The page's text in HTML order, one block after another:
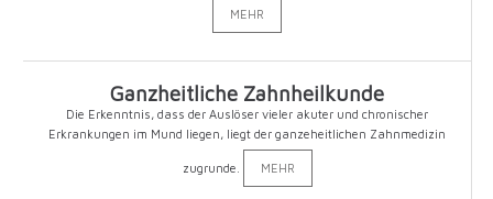
MEHR
Ganzheitliche Zahnheilkunde
Die Erkenntnis, dass der Auslöser vieler akuter und chronischer
Erkrankungen im Mund liegen, liegt der ganzeheitlichen Zahnmedizin
zugrunde. MEHR